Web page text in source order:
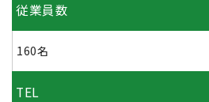
従業員数
160名
TEL